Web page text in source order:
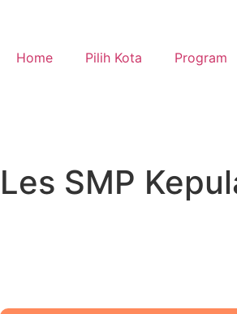
Home Pilih Kota Program
Les SMP